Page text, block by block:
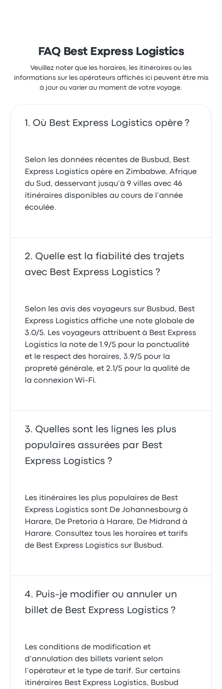
FAQ Best Express Logistics
Veuillez noter que les horaires, les itinéraires ou les
informations sur les opérateurs affichés ici peuvent être mis
à jour ou varier au moment de votre voyage.
Où Best Express Logistics opère ?
Selon les données récentes de Busbud, Best
Express Logistics opère en Zimbabwe, Afrique
du Sud, desservant jusqu’à 9 villes avec 46
itinéraires disponibles au cours de l’année
écoulée.
Quelle est la fiabilité des trajets
avec Best Express Logistics ?
Selon les avis des voyageurs sur Busbud, Best
Express Logistics affiche une note globale de
3.0/5. Les voyageurs attribuent à Best Express
Logistics la note de 1.9/5 pour la ponctualité
et le respect des horaires, 3.9/5 pour la
propreté générale, et 2.1/5 pour la qualité de
la connexion Wi-Fi.
Quelles sont les lignes les plus
populaires assurées par Best
Express Logistics ?
Les itinéraires les plus populaires de Best
Express Logistics sont De Johannesbourg à
Harare, De Pretoria à Harare, De Midrand à
Harare. Consultez tous les horaires et tarifs
de Best Express Logistics sur Busbud.
Puis-je modifier ou annuler un
billet de Best Express Logistics ?
Les conditions de modification et
d’annulation des billets varient selon
l’opérateur et le type de tarif. Sur certains
itinéraires Best Express Logistics, Busbud